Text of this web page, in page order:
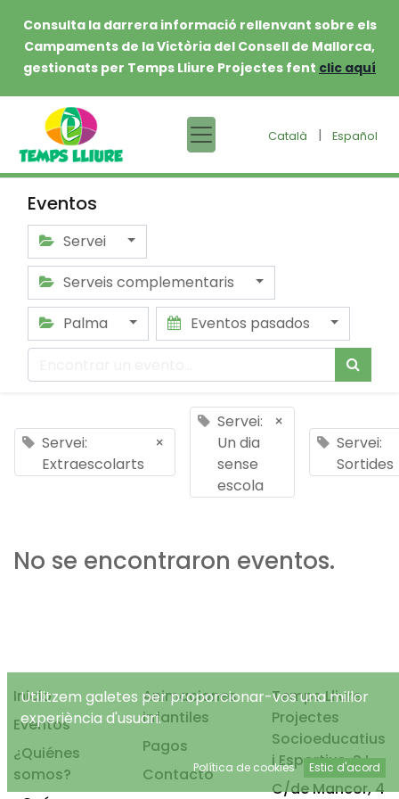
Consulta la darrera informació rellenvant sobre els
Campaments de la Victòria del Consell de Mallorca,
gestionats per Temps Lliure Projectes fent clic aquí
Català | Español
Eventos
Servei
Serveis complementaris
Palma
Eventos pasados
Servei:
Extraescolarts
×
Servei:
Un dia
sense
escola
×
Servei:
Sortides
No se encontraron eventos.
Inicio
Eventos
¿Quiénes
somos?
Animaciones
infantiles
Pagos
Contacto
Temps Lliure
Projectes
Socioeducatius
i Esportius, S.L.
C/de Mancor, 4
Utilitzem galetes per proporcionar-vos una millor
experiència d'usuari.
Política de cookies Estic d'acord